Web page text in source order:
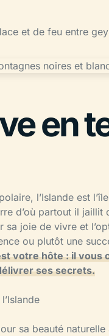
et de feu entre
en
l’Islande est
d’où partout il
sa joie de vivre et
ou plutôt une
votre hôte : il vous
ses secrets.
sa beauté